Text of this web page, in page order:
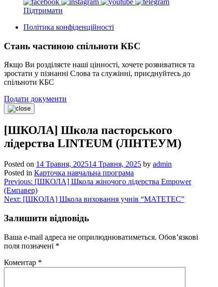
Підтримати
Політика конфіденційності
Стань частиною спільноти КБС
Якщо Ви розділяєте наші цінності, хочете розвиватися та
зростати у пізнанні Слова та служінні, приєднуйтесь до
спільноти КБС
Подати документи
[ШКОЛА] Школа пасторського
лідерства LINTEUM (ЛІНТЕУМ)
Posted on 14 Травня, 202514 Травня, 2025 by admin
Posted in Карточка навчальна програма
Навігація
записів
Previous: [ШКОЛА] Школа жіночого лідерства Empower
(Емпавер)
Next: [ШКОЛА] Школа виховання учнів “МАТЕТЕС”
Залишити відповідь
Ваша e-mail адреса не оприлюднюватиметься. Обов’язкові
поля позначені *
Коментар *